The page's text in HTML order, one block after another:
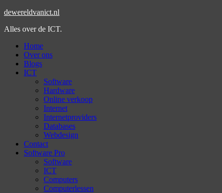
dewereldvanict.nl
Alles over de ICT.
Home
Over ons
Blogs
ICT
Software
Hardware
Online verkoop
Internet
Internetproviders
Databases
Webdesign
Contact
Software Pro
Software
ICT
Computers
Computerlessen